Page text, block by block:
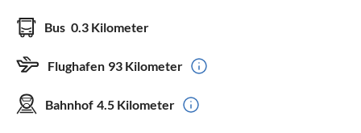
Bus 0.3 Kilometer
Flughafen 93 Kilometer
Bahnhof 4.5 Kilometer